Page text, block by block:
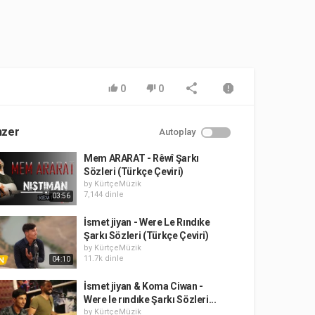
0 0
Autoplay
03:56
Mem ARARAT - Rêwî Şarkı
Sözleri (Türkçe Çeviri)
by KürtçeMüzik
7,144 dinle
04:10
İsmet jiyan - Were Le Rındıke
Şarkı Sözleri (Türkçe Çeviri)
by KürtçeMüzik
11.7k dinle
İsmet jiyan & Koma Ciwan -
Were le rındıke Şarkı Sözleri...
by KürtçeMüzik